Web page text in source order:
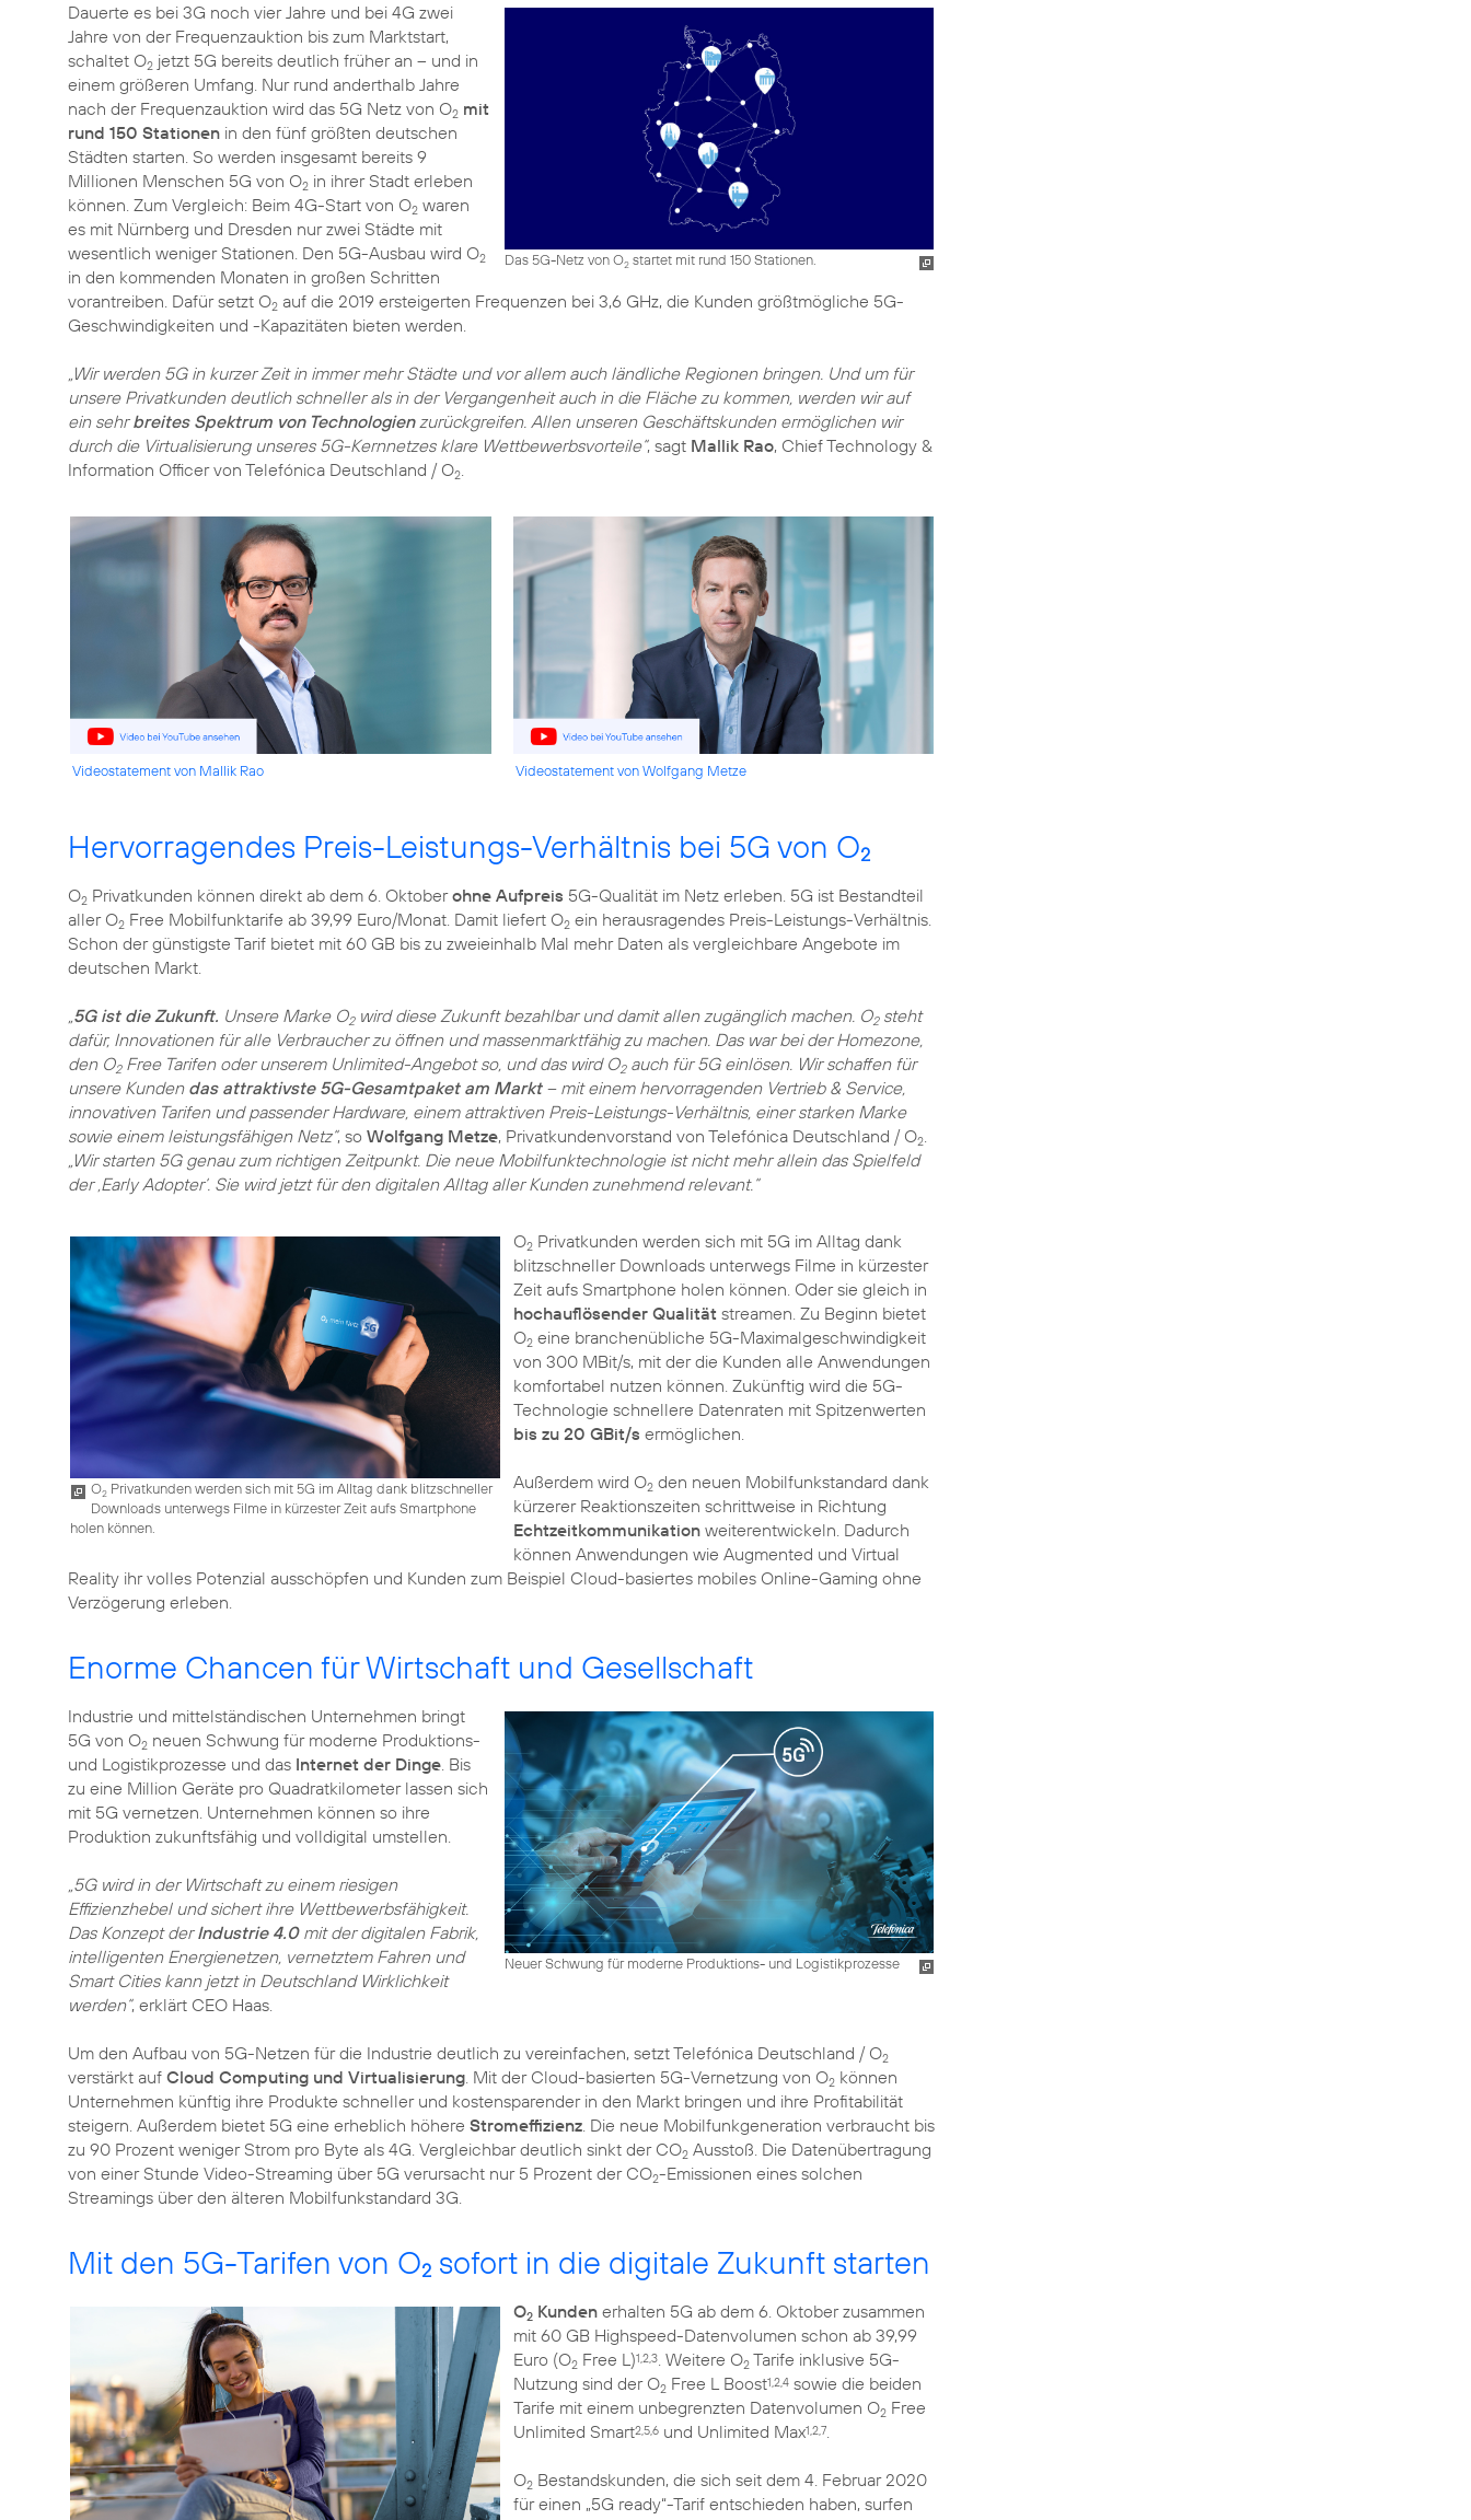
Das 5G-Netz von O2startet mit rund 150 Stationen.
Dauerte es bei 3G noch vier Jahre und bei 4G zwei
Jahre von der Frequenzauktion bis zum Marktstart,
schaltet O2 jetzt 5G bereits deutlich früher an – und in
einem größeren Umfang. Nur rund anderthalb Jahre
nach der Frequenzauktion wird das 5G Netz von O2 mit
rund 150 Stationen in den fünf größten deutschen
Städten starten. So werden insgesamt bereits 9
Millionen Menschen 5G von O2 in ihrer Stadt erleben
können. Zum Vergleich: Beim 4G-Start von O2 waren
es mit Nürnberg und Dresden nur zwei Städte mit
wesentlich weniger Stationen. Den 5G-Ausbau wird O2
in den kommenden Monaten in großen Schritten
vorantreiben. Dafür setzt O2 auf die 2019 ersteigerten Frequenzen bei 3,6 GHz, die Kunden größtmögliche 5G-
Geschwindigkeiten und -Kapazitäten bieten werden.
„Wir werden 5G in kurzer Zeit in immer mehr Städte und vor allem auch ländliche Regionen bringen. Und um für
unsere Privatkunden deutlich schneller als in der Vergangenheit auch in die Fläche zu kommen, werden wir auf
ein sehrbreites Spektrum von Technologienzurückgreifen. Allen unseren Geschäftskunden ermöglichen wir
durch die Virtualisierung unseres 5G-Kernnetzes klare Wettbewerbsvorteile“, sagt Mallik Rao, Chief Technology &
Information Officer von Telefónica Deutschland / O2.
Videostatement von Mallik Rao Videostatement von Wolfgang Metze
Hervorragendes Preis-Leistungs-Verhältnis bei 5G von O2
O2 Privatkunden können direkt ab dem 6. Oktoberohne Aufpreis 5G-Qualität im Netz erleben. 5G ist Bestandteil
aller O2 Free Mobilfunktarife ab 39,99 Euro/Monat. Damit liefert O2 ein herausragendes Preis-Leistungs-Verhältnis.
Schon der günstigste Tarif bietet mit 60 GB bis zu zweieinhalb Mal mehr Daten als vergleichbare Angebote im
deutschen Markt.
5G ist die Zukunft. Unsere Marke O2wird diese Zukunft bezahlbar und damit allen zugänglich machen. O2steht
dafür, Innovationen für alle Verbraucher zu öffnen und massenmarktfähig zu machen. Das war bei der Homezone,
den O2Free Tarifen oder unserem Unlimited-Angebot so, und das wird O2auch für 5G einlösen. Wir schaffen für
unsere Kunden das attraktivste 5G-Gesamtpaket am Markt– mit einem hervorragenden Vertrieb & Service,
innovativen Tarifen und passender Hardware, einem attraktiven Preis-Leistungs-Verhältnis, einer starken Marke
sowie einem leistungsfähigen Netz“, so Wolfgang Metze, Privatkundenvorstand von Telefónica Deutschland / O2
„Wir starten 5G genau zum richtigen Zeitpunkt. Die neue Mobilfunktechnologie ist nicht mehr allein das Spielfeld
der ‚Early Adopter‘. Sie wird jetzt für den digitalen Alltag aller Kunden zunehmend relevant.“
O2 Privatkunden werden sich mit 5G im Alltag dank blitzschneller
Downloads unterwegs Filme in kürzester Zeit aufs Smartphone
holen können.
O2Privatkunden werden sich mit 5G im Alltag dank
blitzschneller Downloads unterwegs Filme in kürzester
Zeit aufs Smartphone holen können. Oder sie gleich in
hochauflösender Qualität streamen. Zu Beginn bietet
O2eine branchenübliche 5G-Maximalgeschwindigkeit
von 300 MBit/s, mit der die Kunden alle Anwendungen
komfortabel nutzen können. Zukünftig wird die 5G-
Technologie schnellere Datenraten mit Spitzenwerten
bis zu 20 GBit/s ermöglichen.
Außerdem wird O2den neuen Mobilfunkstandard dank
kürzerer Reaktionszeiten schrittweise in Richtung
Echtzeitkommunikationweiterentwickeln. Dadurch
können Anwendungen wie Augmented und Virtual
Reality ihr volles Potenzial ausschöpfen und Kunden zum Beispiel Cloud-basiertes mobiles Online-Gaming ohne
Verzögerung erleben.
Enorme Chancen für Wirtschaft und Gesellschaft
Neuer Schwung für moderne Produktions- und Logistikprozesse
Industrie und mittelständischen Unternehmen bringt
5G von O2 neuen Schwung für moderne Produktions-
und Logistikprozesse und das Internet der Dinge . Bis
zu eine Million Geräte pro Quadratkilometer lassen sich
mit 5G vernetzen. Unternehmen können so ihre
Produktion zukunftsfähig und volldigital umstellen.
„5G wird in der Wirtschaft zu einem riesigen
Effizienzhebel und sichert ihre Wettbewerbsfähigkeit.
Das Konzept derIndustrie 4.0mit der digitalen Fabrik,
intelligenten Energienetzen, vernetztem Fahren und
Smart Cities kann jetzt in Deutschland Wirklichkeit
werden“, erklärt CEO Haas.
Um den Aufbau von 5G-Netzen für die Industrie deutlich zu vereinfachen, setzt Telefónica Deutschland / O2
verstärkt auf Cloud Computing und Virtualisierung . Mit der Cloud-basierten 5G-Vernetzung von O2 können
Unternehmen künftig ihre Produkte schneller und kostensparender in den Markt bringen und ihre Profitabilität
steigern. Außerdem bietet 5G eine erheblich höhere Stromeffizienz . Die neue Mobilfunkgeneration verbraucht bis
zu 90 Prozent weniger Strom pro Byte als 4G. Vergleichbar deutlich sinkt der CO2 Ausstoß. Die Datenübertragung
von einer Stunde Video-Streaming über 5G verursacht nur 5 Prozent der CO2-Emissionen eines solchen
Streamings über den älteren Mobilfunkstandard 3G.
Mit den 5G-Tarifen von O2 sofort in die digitale Zukunft starten
O2Kundenerhalten 5G ab dem 6. Oktober zusammen
mit 60 GB Highspeed-Datenvolumen schon ab 39,99
Euro (O2Free L)1,2,3. Weitere O2Tarife inklusive 5G-
Nutzung sind der O2Free L Boost1,2,4sowie die beiden
Tarife mit einem unbegrenzten Datenvolumen O2Free
Unlimited Smart2,5,6und Unlimited Max1,2,7.
O2Bestandskunden, die sich seit dem 4. Februar 2020
für einen „5G ready“-Tarif entschieden haben, surfen